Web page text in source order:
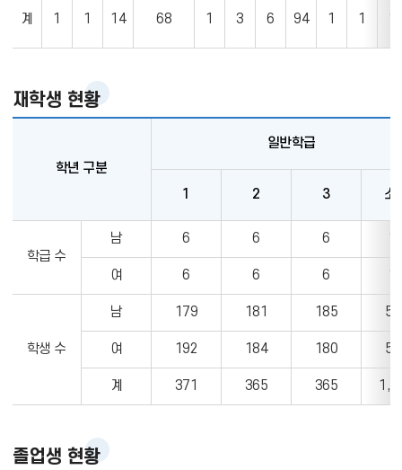
황
나
낸
표
계 1 1 14 68 1 3 6 94 1 1 1
재학생 현황
현
니
학년 구분
일반학급
1 2 3 소
학급 수
남 6 6 6
여 6 6 6
학생 수
남 179 181 185
여 192 184 180
계 371 365 365
졸업생 현황